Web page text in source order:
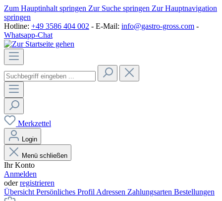
Zum Hauptinhalt springen Zur Suche springen Zur Hauptnavigation
springen
Hotline: +49 3586 404 002 - E-Mail: info@gastro-gross.com -
Whatsapp-Chat
Merkzettel
Login
Menü schließen
Ihr Konto
Anmelden
oderregistrieren
Übersicht Persönliches Profil Adressen Zahlungsarten Bestellungen